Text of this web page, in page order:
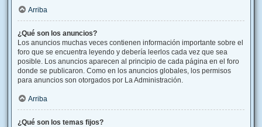
Arriba
¿Qué son los anuncios?
Los anuncios muchas veces contienen información importante sobre el
foro que se encuentra leyendo y debería leerlos cada vez que sea
posible. Los anuncios aparecen al principio de cada página en el foro
donde se publicaron. Como en los anuncios globales, los permisos
para anuncios son otorgados por La Administración.
Arriba
¿Qué son los temas fijos?